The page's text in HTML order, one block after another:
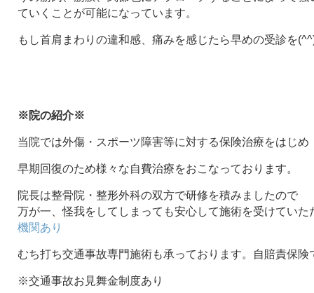
ていくことが可能になっています。
もし首肩まわりの違和感、痛みを感じたら早めの受診を
※院の紹介※
当院では外傷・スポーツ障害等に対する保険治療をはじめ
早期回復のため様々な自費治療をおこなっております。
院長は整骨院・整形外科の双方で研修を積みましたので
万が一、怪我をしてしまっても安心して施術を受けていた
機関あり
むち打ち交通事故専門施術も承っております。自賠責保険
※交通事故お見舞金制度あり